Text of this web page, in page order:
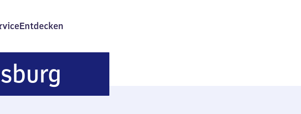
Entdecken